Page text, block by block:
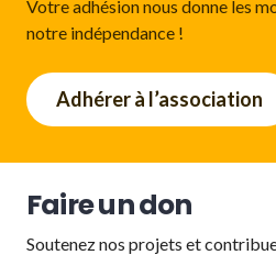
Votre adhésion nous donne les
notre indépendance !
Adhérer à l’association
Faire un don
Soutenez nos projets et